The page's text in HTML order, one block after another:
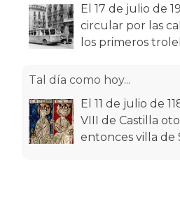
El 17 de julio de
circular por las
los primeros
Tal día como hoy...
El 11 de julio de
VIII de Castilla
entonces villa de